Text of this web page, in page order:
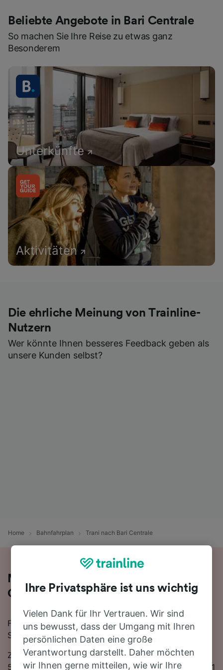
Beliebte Angebote in Bari Centrale
So machen Sie Ihre Reise zu etwas ganz
Besonderem
Unterkünfte
Aktivitäten
Die ehrliche Meinung von Trainline-
Nutzern
Wer könnte Ihnen besseres Feedback geben als
unsere Kunden selbst?
Home Bahnfahrplan Trani nach Bari Centrale
Mit der Bahn von Trani nach Bari
Centrale
Für eine Zugfahrt von Trani nach Bari Centrale finden
Sie bei uns alles, was Sie brauchen.
Zwischen Trani und Bari Centrale verkehren ungefähr
55 Züge am Tag, die mit der schnellsten Verbindung 31
Ihre Privatsphäre ist uns wichtig
Vielen Dank für Ihr Vertrauen. Wir sind
uns bewusst, dass der Umgang mit Ihren
persönlichen Daten eine große
Verantwortung darstellt. Daher möchten
wir Ihnen gerne mitteilen, wie wir Ihre